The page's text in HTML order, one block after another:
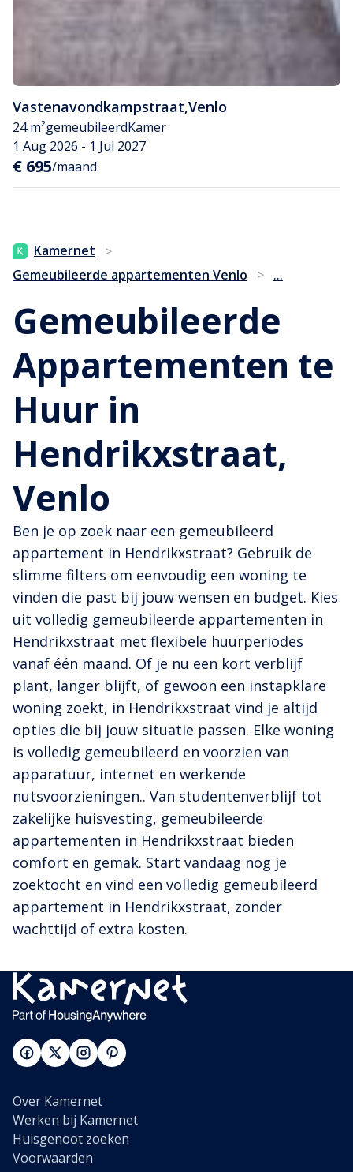
Vastenavondkampstraat,Venlo
24 m²gemeubileerdKamer
1 Aug 2026 - 1 Jul 2027
€ 695/maand
Kamernet
>
Gemeubileerde appartementen Venlo
> ...
Gemeubileerde
Appartementen te
Huur in
Hendrikxstraat,
Venlo
Ben je op zoek naar een gemeubileerd
appartement in Hendrikxstraat? Gebruik de
slimme filters om eenvoudig een woning te
vinden die past bij jouw wensen en budget. Kies
uit volledig gemeubileerde appartementen in
Hendrikxstraat met flexibele huurperiodes
vanaf één maand. Of je nu een kort verblijf
plant, langer blijft, of gewoon een instapklare
woning zoekt, in Hendrikxstraat vind je altijd
opties die bij jouw situatie passen. Elke woning
is volledig gemeubileerd en voorzien van
apparatuur, internet en werkende
nutsvoorzieningen.. Van studentenverblijf tot
zakelijke huisvesting, gemeubileerde
appartementen in Hendrikxstraat bieden
comfort en gemak. Start vandaag nog je
zoektocht en vind een volledig gemeubileerd
appartement in Hendrikxstraat, zonder
wachttijd of extra kosten.
Over Kamernet
Werken bij Kamernet
Huisgenoot zoeken
Voorwaarden